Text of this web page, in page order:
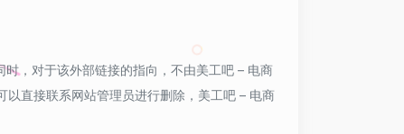
，对于该外部链接的指向，不由美工吧 – 电商
直接联系网站管理员进行删除，美工吧 – 电商